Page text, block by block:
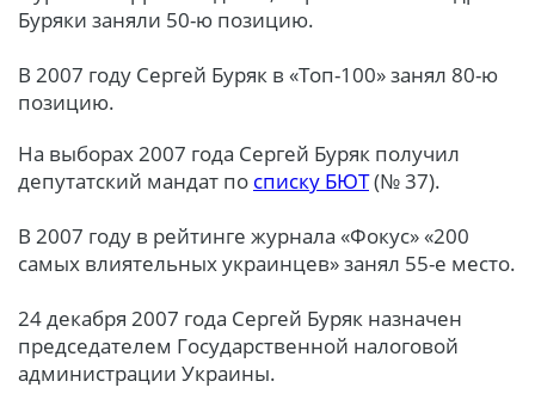
Буряки заняли 50-ю позицию.
В 2007 году Сергей Буряк в «Топ-100» занял 80-ю
позицию.
На выборах 2007 года Сергей Буряк получил
депутатский мандат по списку БЮТ(№ 37).
В 2007 году в рейтинге журнала «Фокус» «200
самых влиятельных украинцев» занял 55-е место.
24 декабря 2007 года Сергей Буряк назначен
председателем Государственной налоговой
администрации Украины.